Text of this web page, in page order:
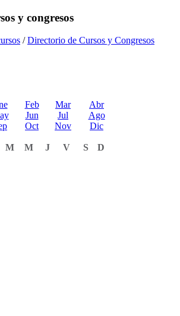
y congresos
/Directorio de Cursos y Congresos
Feb Mar
Abr
Jun Jul
Ago
Oct Nov Dic
M M J V S
D